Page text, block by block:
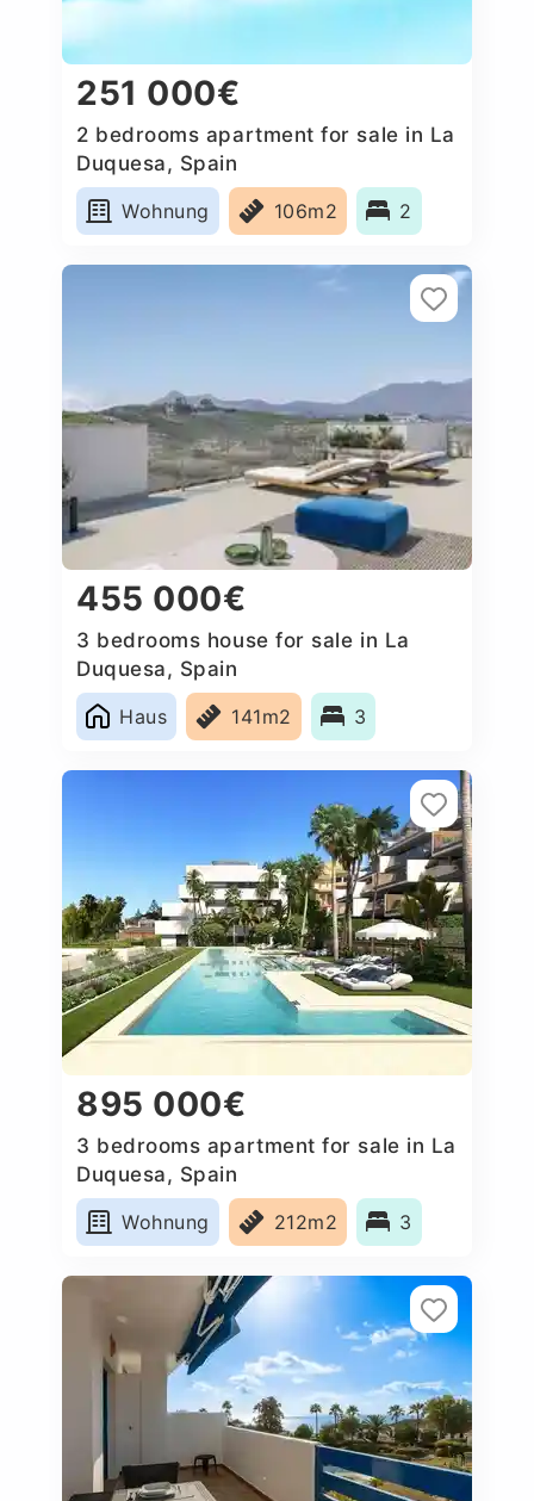
251 000€
2 bedrooms apartment for sale in La
Duquesa, Spain
Wohnung
106m2 2
455 000€
3 bedrooms house for sale in La
Duquesa, Spain
Haus
141m2 3
895 000€
3 bedrooms apartment for sale in La
Duquesa, Spain
Wohnung
212m2 3